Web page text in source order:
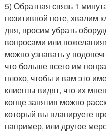
5) Обратная связь 1
позитивной ноте, хвалим
дня, просим убрать
вопросами или
можно узнавать у
что больше всего им
плохо, чтобы и вам это
клиенты видят, что их
конце занятия можно
который вы планируете
например, или другое